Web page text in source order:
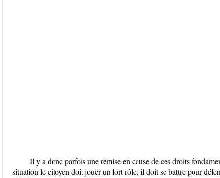
Il y a donc parfois une remise en cause de ces droits
situation le citoyen doit jouer un fort rôle, il doit se battre pour